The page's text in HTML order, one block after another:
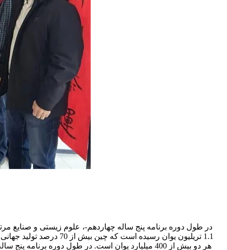
در طول دوره برنامه پنج ساله چهاردهم-، علوم زیستی و
1.1 تریلیون یوان